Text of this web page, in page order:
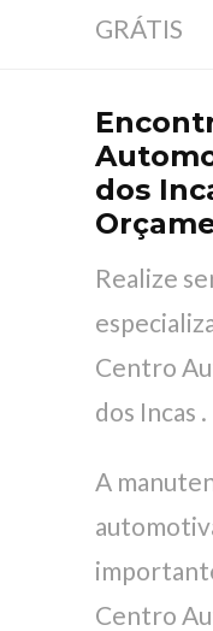
GRÁTIS
dos
Realize
Centro
dos Incas .
A
Centro